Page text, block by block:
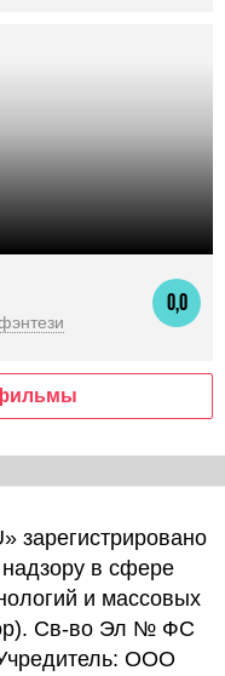
0,0
зарегистрировано
в сфере
и массовых
Св-во Эл № ФС
ООО